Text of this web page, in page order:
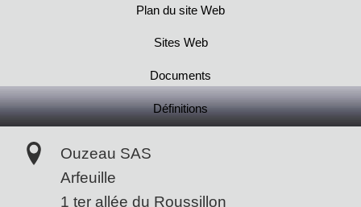
Plan du site Web
Sites Web
Documents
Définitions
Ouzeau SAS
Arfeuille
1 ter allée du Roussillon